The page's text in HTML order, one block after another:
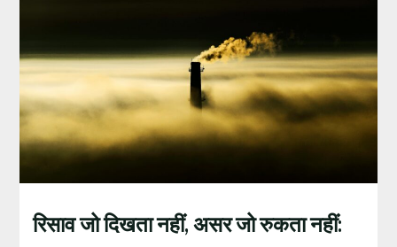
रिसाव जो दिखता नहीं, असर जो रुकता नहीं: